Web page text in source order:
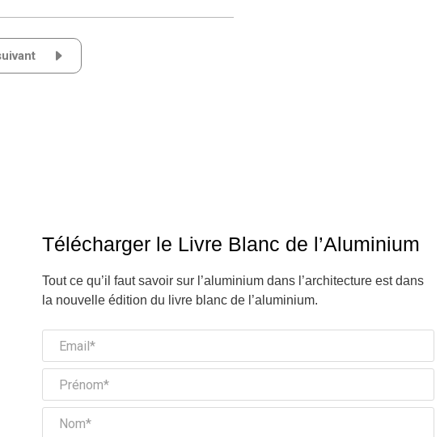
Télécharger le Livre Blanc de l’Aluminium
Tout ce qu’il faut savoir sur l’aluminium dans l’architecture est dans
la nouvelle édition du livre blanc de l’aluminium.